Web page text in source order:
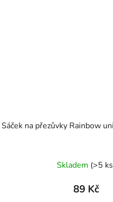
Sáček na přezůvky Rainbow
Skladem (>5
89 Kč